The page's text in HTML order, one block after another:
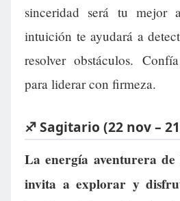
sinceridad será tu mejor
intuición te ayudará a
resolver obstáculos.
para liderar con firmeza.
♐ Sagitario (22 nov –
La energía aventurera
invita a explorar y